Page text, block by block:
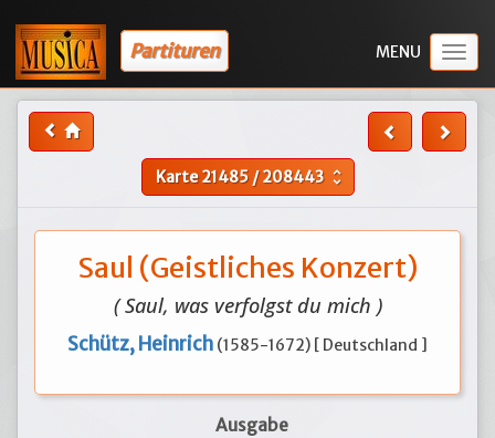
Partituren
Karte21485/208443 unfold_more
Saul (Geistliches Konzert)
( Saul, was verfolgst du mich )
Schütz, Heinrich (1585-1672) [ Deutschland ]
Ausgabe